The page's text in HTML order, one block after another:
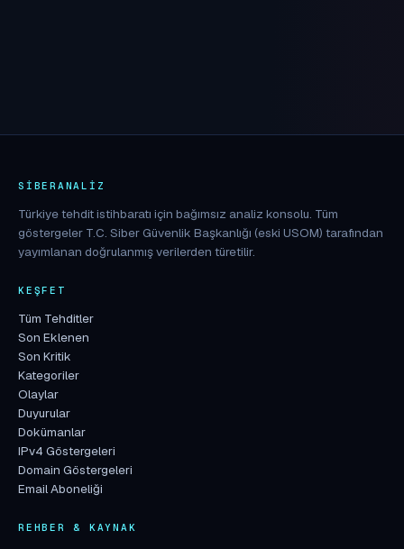
SIBERANALIZ
Türkiye tehdit istihbaratı için bağımsız analiz konsolu. Tüm
göstergeler T.C. Siber Güvenlik Başkanlığı (eski USOM) tarafından
yayımlanan doğrulanmış verilerden türetilir.
KEŞFET
Tüm Tehditler
Son Eklenen
Son Kritik
Kategoriler
Olaylar
Duyurular
Dokümanlar
IPv4 Göstergeleri
Domain Göstergeleri
Email Aboneliği
REHBER & KAYNAK